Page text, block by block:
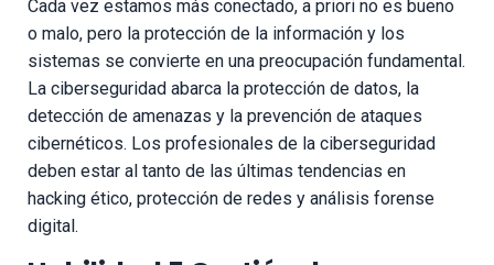
Cada vez estamos más conectado, a priori no es bueno
o malo, pero la protección de la información y los
sistemas se convierte en una preocupación fundamental.
La ciberseguridad abarca la protección de datos, la
detección de amenazas y la prevención de ataques
cibernéticos. Los profesionales de la ciberseguridad
deben estar al tanto de las últimas tendencias en
hacking ético, protección de redes y análisis forense
digital.